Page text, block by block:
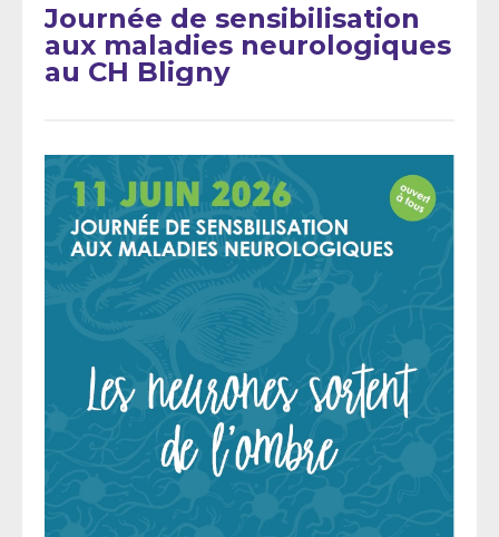
Journée de sensibilisation
aux maladies neurologiques
au CH Bligny